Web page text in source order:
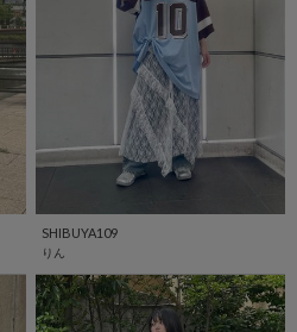
SHIBUYA109
りん